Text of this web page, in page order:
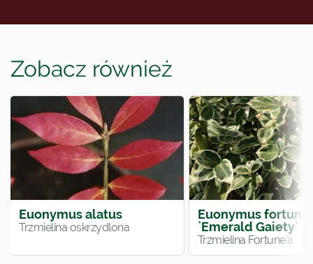
Zobacz również
Euonymus alatus
Trzmielina oskrzydlona
Euonymus fortunei
`Emerald Gaiety`
Trzmielina Fortune'a